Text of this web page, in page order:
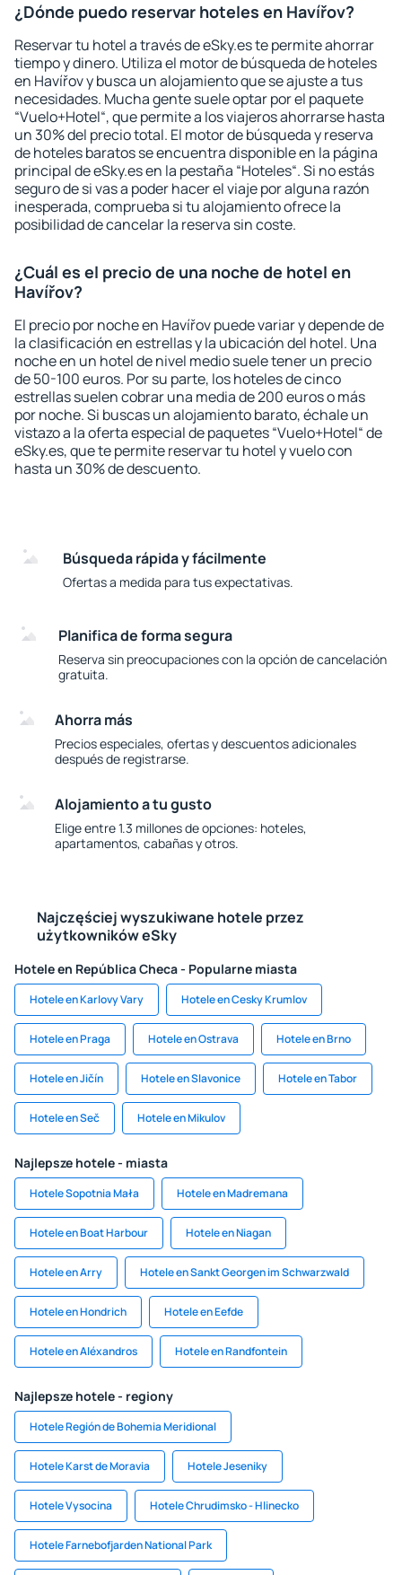
¿Dónde puedo reservar hoteles en Havířov?
Reservar tu hotel a través de eSky.es te permite ahorrar
tiempo y dinero. Utiliza el motor de búsqueda de hoteles
en Havířov y busca un alojamiento que se ajuste a tus
necesidades. Mucha gente suele optar por el paquete
“Vuelo+Hotel“, que permite a los viajeros ahorrarse hasta
un 30% del precio total. El motor de búsqueda y reserva
de hoteles baratos se encuentra disponible en la página
principal de eSky.es en la pestaña “Hoteles“. Si no estás
seguro de si vas a poder hacer el viaje por alguna razón
inesperada, comprueba si tu alojamiento ofrece la
posibilidad de cancelar la reserva sin coste.
¿Cuál es el precio de una noche de hotel en
Havířov?
El precio por noche en Havířov puede variar y depende de
la clasificación en estrellas y la ubicación del hotel. Una
noche en un hotel de nivel medio suele tener un precio
de 50-100 euros. Por su parte, los hoteles de cinco
estrellas suelen cobrar una media de 200 euros o más
por noche. Si buscas un alojamiento barato, échale un
vistazo a la oferta especial de paquetes “Vuelo+Hotel“ de
eSky.es, que te permite reservar tu hotel y vuelo con
hasta un 30% de descuento.
Búsqueda rápida y fácilmente
Ofertas a medida para tus expectativas.
Planifica de forma segura
Reserva sin preocupaciones con la opción de cancelación
gratuita.
Ahorra más
Precios especiales, ofertas y descuentos adicionales
después de registrarse.
Alojamiento a tu gusto
Elige entre 1.3 millones de opciones: hoteles,
apartamentos, cabañas y otros.
Najczęściej wyszukiwane hotele przez
użytkowników eSky
Hotele en República Checa - Popularne miasta
Hotele en Karlovy Vary Hotele en Cesky Krumlov
Hotele en Praga Hotele en Ostrava Hotele en Brno
Hotele en Jičín Hotele en Slavonice Hotele en Tabor
Hotele en Seč Hotele en Mikulov
Najlepsze hotele - miasta
Hotele Sopotnia Mała Hotele en Madremana
Hotele en Boat Harbour Hotele en Niagan
Hotele en Arry Hotele en Sankt Georgen im Schwarzwald
Hotele en Hondrich Hotele en Eefde
Hotele en Aléxandros Hotele en Randfontein
Najlepsze hotele - regiony
Hotele Región de Bohemia Meridional
Hotele Karst de Moravia Hotele Jeseniky
Hotele Vysocina Hotele Chrudimsko - Hlinecko
Hotele Farnebofjarden National Park